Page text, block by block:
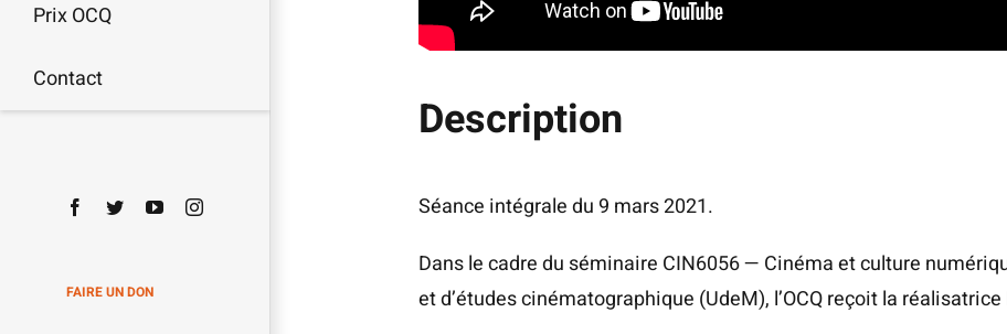
Prix OCQ
Contact
Facebook
TwitterYouTubeInstagram
FAIRE UN DON
Description
Séance inté­grale du 9 mars 2021.
Dans le cadre du sémi­naire CIN6056 — Ciné­ma et culture
et d’é­tudes ciné­ma­to­gra­phique (UdeM), l’OCQ reçoit la